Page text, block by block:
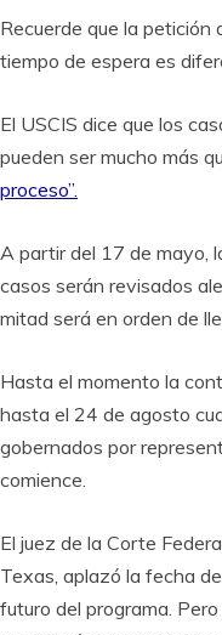
Recuerde que la petición
tiempo de espera es
El USCIS dice que los
pueden ser mucho más
proceso”.
A partir del 17 de mayo,
casos serán revisados
mitad será en orden de
Hasta el momento la
hasta el 24 de agosto
gobernados por
comience.
El juez de la Corte
Texas, aplazó la fecha
futuro del programa.